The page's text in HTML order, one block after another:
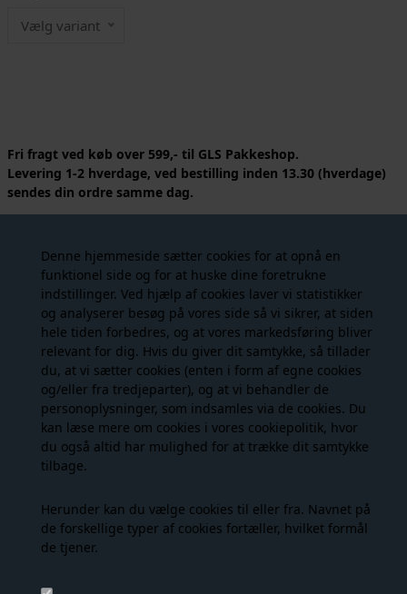
Denne hjemmeside sætter cookies for at opnå en
funktionel side og for at huske dine foretrukne
indstillinger. Ved hjælp af cookies laver vi statistikker
og analyserer besøg på vores side så vi sikrer, at siden
hele tiden forbedres, og at vores markedsføring bliver
relevant for dig. Hvis du giver dit samtykke, så tillader
du, at vi sætter cookies (enten i form af egne cookies
og/eller fra tredjeparter), og at vi behandler de
personoplysninger, som indsamles via de cookies. Du
kan læse mere om cookies i vores cookiepolitik, hvor
du også altid har mulighed for at trække dit samtykke
tilbage.
Herunder kan du vælge cookies til eller fra. Navnet på
de forskellige typer af cookies fortæller, hvilket formål
de tjener.
Vælg variant
Fri fragt ved køb over 599,- til GLS Pakkeshop.
Levering 1-2 hverdage, ved bestilling inden 13.30 (hverdage)
sendes din ordre samme dag.
bluse / langærmet t-shirt fra Hype The Detail. Her i en lys brun
farve og fås også i hvid og sort, hvis det bliver en keeper i dit
klædskab. Tee L/S H-Logo er lavet i en lækker bomuldkvalitet
65% med et mix af polyester og 5% elastane, som giver t-shirten
en blød kvalitet, men som samtidig har godt med stræk i sig,
som er med til at holde formen. Det er en tyndere kvalitet med
små see-through H-logoer, og er den perfekte bluse at bruge
under dine overdele eller står også flot for sig selv til f.eks. et
par jeans. Vi vil kalde denne et musthave i dit skab!
STØRRELSESGUIDE:Vi vurderer den er normal i størrelsen.
Materiale:65% Cotton 30% Polyester, 5% Elasthane
Stylenummer: 3-600-14-2
Vaskeanvisning:Vaskes ved 30 grader